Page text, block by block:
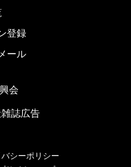
登録
ール
会
誌広告
シーポリシー